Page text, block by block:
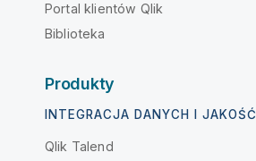
Portal klientów Qlik
Biblioteka
Produkty
INTEGRACJA DANYCH I JAKOŚĆ
Qlik Talend